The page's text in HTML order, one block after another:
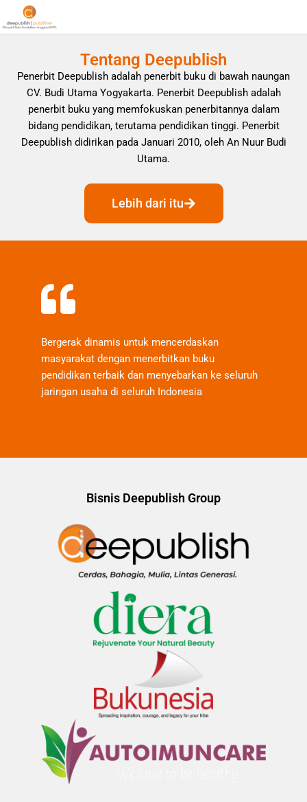
Tentang Deepublish
Penerbit Deepublish adalah penerbit buku di bawah naungan
CV. Budi Utama Yogyakarta. Penerbit Deepublish adalah
penerbit buku yang memfokuskan penerbitannya dalam
bidang pendidikan, terutama pendidikan tinggi. Penerbit
Deepublish didirikan pada Januari 2010, oleh An Nuur Budi
Utama.
Lebih dari itu
Bergerak dinamis untuk mencerdaskan
masyarakat dengan menerbitkan buku
pendidikan terbaik dan menyebarkan ke seluruh
jaringan usaha di seluruh Indonesia
Bisnis Deepublish Group